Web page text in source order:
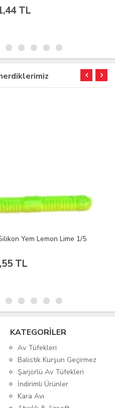
TL
Yem Lemon Lime 1/5
TL
KATEGORİLER
Av Tüfekleri
Balistik Kurşun Geçirmez
Şarjörlü Av Tüfekleri
İndirimli Ürünler
Kara Avı